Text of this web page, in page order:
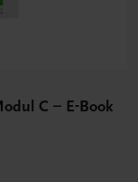
C – E-Book